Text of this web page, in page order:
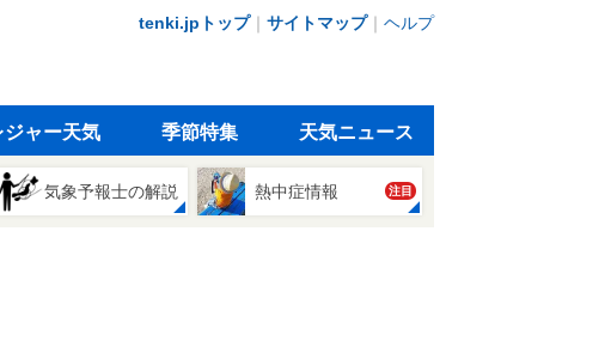
tenki.jpトップ｜ サイトマップ｜ ヘルプ
ジャー天気 季節特集 天気ニュース
気象予報士の解説 熱中症情報 注目